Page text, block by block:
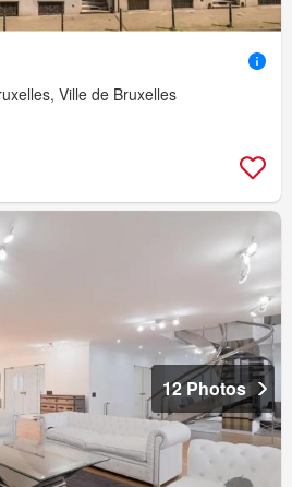
Ville de Bruxelles
12 Photos